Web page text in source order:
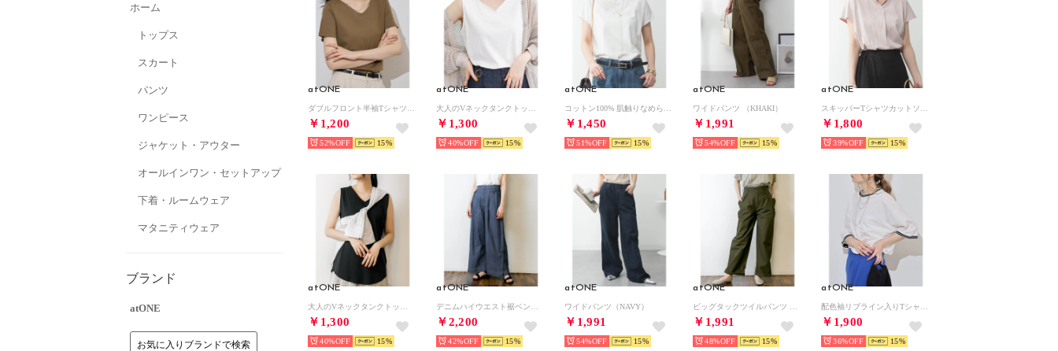
ホーム
トップス
スカート
パンツ
ワンピース
ジャケット・アウター
オールインワン・セットアップ
下着・ルームウェア
マタニティウェア
ブランド
atONE
お気に入りブランドで検索
atONE
￥1,200
52% 15
atONE
￥1,300
40% 15
atONE
￥1,450
51% 15
atONE
ワイドパンツ （KHAKI）
￥1,991
54% 15
atONE
￥1,800
39% 15
atONE
￥1,300
40% 15
atONE
￥2,200
42% 15
atONE
ワイドパンツ（NAVY）
￥1,991
54% 15
atONE
￥1,991
48% 15
atONE
￥1,900
36% 15